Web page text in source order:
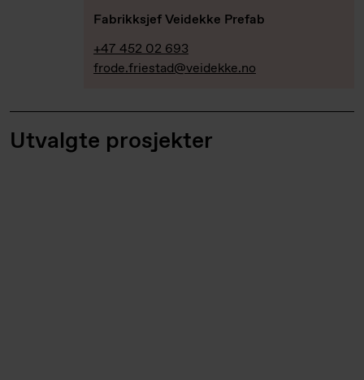
Fabrikksjef Veidekke Prefab
+47 452 02 693
frode.friestad@veidekke.no
Utvalgte prosjekter